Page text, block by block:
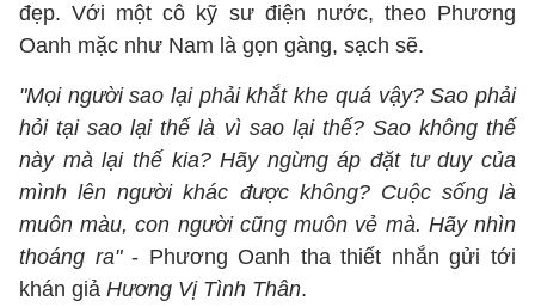
đẹp. Với một cô kỹ sư điện nước, theo Phương
Oanh mặc như Nam là gọn gàng, sạch sẽ.
"Mọi người sao lại phải khắt khe quá vậy? Sao phải
hỏi tại sao lại thế là vì sao lại thế? Sao không thế
này mà lại thế kia? Hãy ngừng áp đặt tư duy của
mình lên người khác được không? Cuộc sống là
muôn màu, con người cũng muôn vẻ mà. Hãy nhìn
thoáng ra"- Phương Oanh tha thiết nhắn gửi tới
khán giả Hương Vị Tình Thân.